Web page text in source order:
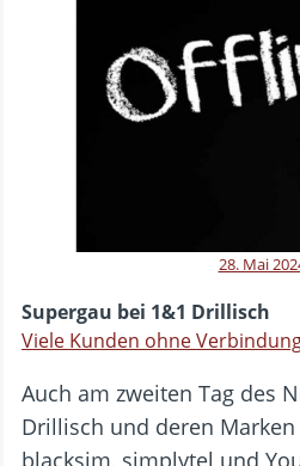
28. Mai
Supergau bei 1&1 Drillisch
Viele Kunden ohne
Auch am zweiten Tag des
Drillisch und deren
blacksim, simplytel und